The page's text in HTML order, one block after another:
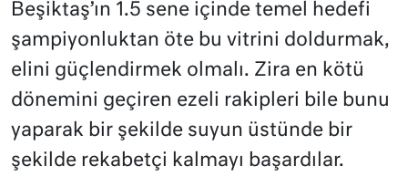
Beşiktaş’ın 1.5 sene içinde temel hedefi
şampiyonluktan öte bu vitrini doldurmak,
elini güçlendirmek olmalı. Zira en kötü
dönemini geçiren ezeli rakipleri bile bunu
yaparak bir şekilde suyun üstünde bir
şekilde rekabetçi kalmayı başardılar.